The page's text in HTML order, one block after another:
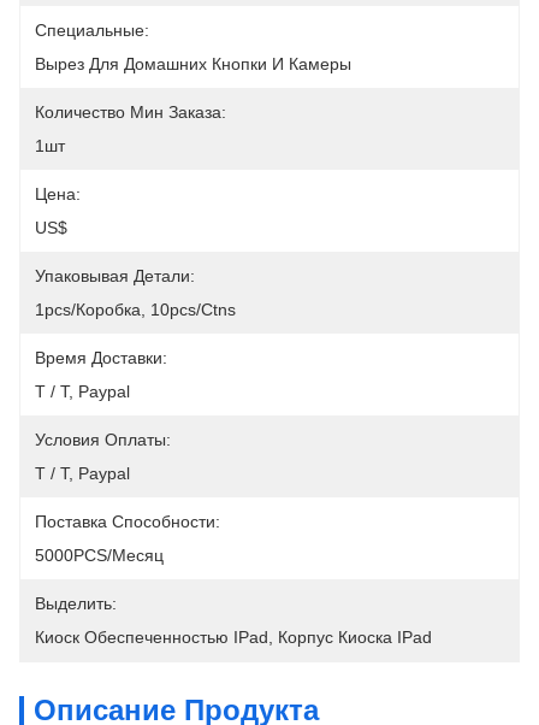
Специальные:
Вырез Для Домашних Кнопки И Камеры
Количество Мин Заказа:
1шт
Цена:
US$
Упаковывая Детали:
1pcs/коробка, 10pcs/ctns
Время Доставки:
T / T, Paypal
Условия Оплаты:
T / T, Paypal
Поставка Способности:
5000PCS/месяц
Выделить:
Киоск Обеспеченностью IPad
Корпус Киоска IPad
Описание Продукта